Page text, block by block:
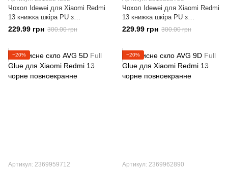
Чохол Idewei для Xiaomi Redmi
13 книжка шкіра PU з
візитницею червоний
229.99 грн 300.00 грн
Чохол Idewei для Xiaomi Redmi
13 книжка шкіра PU з
візитницею коричневий
229.99 грн 300.00 грн
−20%
Артикул: 2369959712
−20%
Артикул: 2369962890